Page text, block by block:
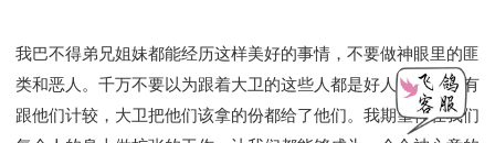
我巴不得弟兄姐妹都能经历这样美好的事情，不要做神眼里的匪
类和恶人。千万不要以为跟着大卫的这些人都是好人，大卫没有
跟他们计较，大卫把他们该拿的份都给了他们。我期望神在我们